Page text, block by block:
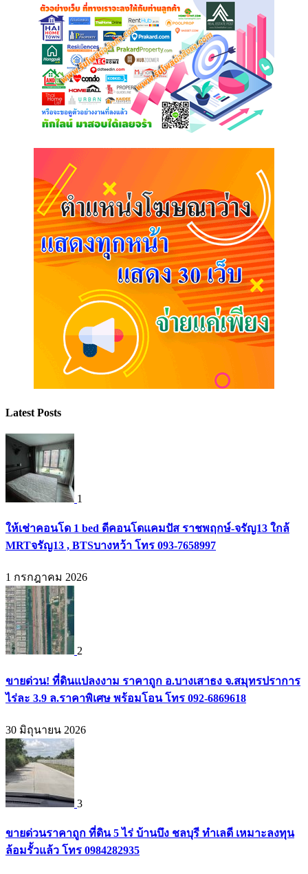
Latest Posts
1
ให้เช่าคอนโด 1 bed ดีคอนโดแคมปัส ราชพฤกษ์-จรัญ13 ใกล้
MRTจรัญ13 , BTSบางหว้า โทร 093-7658997
1 กรกฎาคม 2026
2
ขายด่วน! ที่ดินแปลงงาม ราคาถูก อ.บางเสาธง จ.สมุทรปราการ
ไร่ละ 3.9 ล.ราคาพิเศษ พร้อมโอน โทร 092-6869618
30 มิถุนายน 2026
3
ขายด่วนราคาถูก ที่ดิน 5 ไร่ บ้านบึง ชลบุรี ทำเลดี เหมาะลงทุน
ล้อมรั้วแล้ว โทร 0984282935